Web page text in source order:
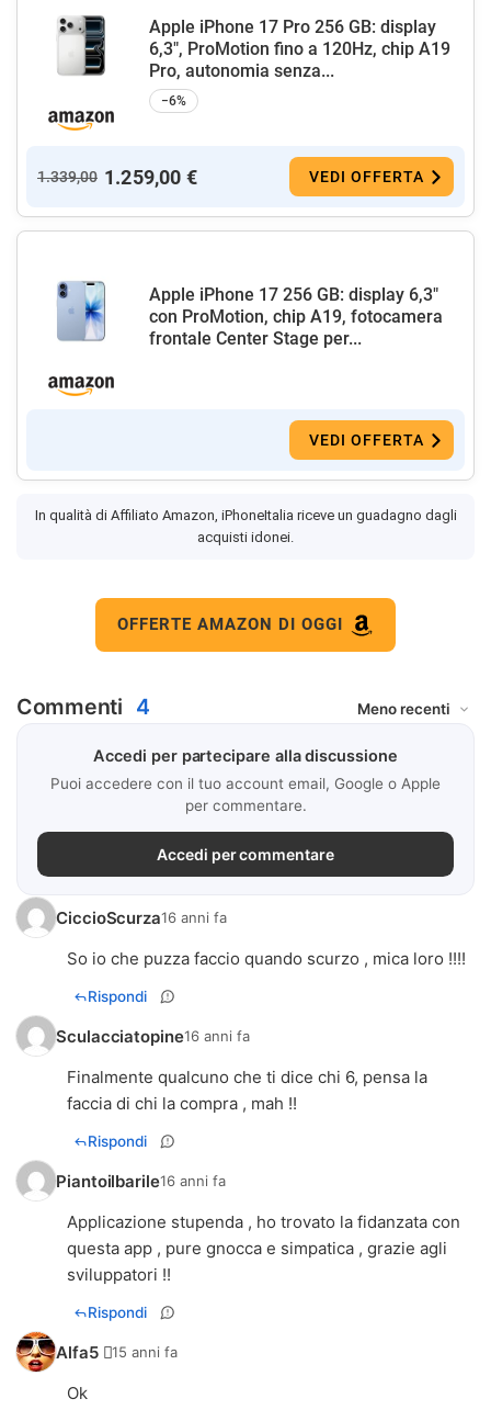
Apple iPhone 17 Pro 256 GB: display
6,3", ProMotion fino a 120Hz, chip A19
Pro, autonomia senza...
−6%
1.339,00 1.259,00 € VEDI OFFERTA
Apple iPhone 17 256 GB: display 6,3"
con ProMotion, chip A19, fotocamera
frontale Center Stage per...
VEDI OFFERTA
In qualità di Affiliato Amazon, iPhoneItalia riceve un guadagno dagli
acquisti idonei.
OFFERTE AMAZON DI OGGI
Commenti 4
Accedi per partecipare alla discussione
Puoi accedere con il tuo account email, Google o Apple
per commentare.
Accedi per commentare
CiccioScurza16 anni fa
So io che puzza faccio quando scurzo , mica loro !!!!
Rispondi
Sculacciatopine16 anni fa
Finalmente qualcuno che ti dice chi 6, pensa la
faccia di chi la compra , mah !!
Rispondi
Piantoilbarile16 anni fa
Applicazione stupenda , ho trovato la fidanzata con
questa app , pure gnocca e simpatica , grazie agli
sviluppatori !!
Rispondi
Alfa5 15 anni fa
Ok